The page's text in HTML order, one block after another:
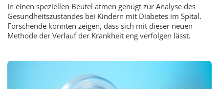
In einen speziellen Beutel atmen genügt zur Analyse des
Gesundheitszustandes bei Kindern mit Diabetes im Spital.
Forschende konnten zeigen, dass sich mit dieser neuen
Methode der Verlauf der Krankheit eng verfolgen lässt.